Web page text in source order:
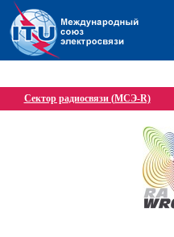
Сектор радиосвязи (МСЭ-R)